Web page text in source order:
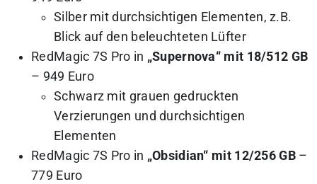
Silber mit durchsichtigen Elementen, z.B.
Blick auf den beleuchteten Lüfter
RedMagic 7S Pro in „Supernova“ mit 18/512 GB
– 949 Euro
Schwarz mit grauen gedruckten
Verzierungen und durchsichtigen
Elementen
RedMagic 7S Pro in „Obsidian“ mit 12/256 GB–
779 Euro